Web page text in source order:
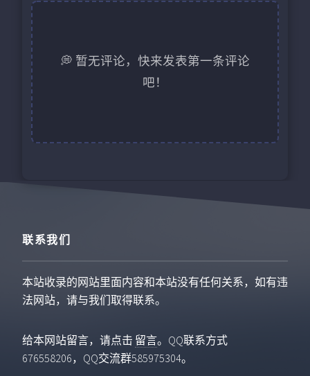
💭 暂无评论，快来发表第一条评论
吧！
联系我们
本站收录的网站里面内容和本站没有任何关系，如有违
法网站，请与我们取得联系。
给本网站留言，请点击 留言。QQ联系方式
676558206，QQ交流群585975304。